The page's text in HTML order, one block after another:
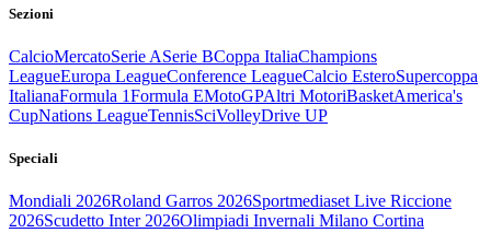
Sezioni
CalcioMercatoSerie ASerie BCoppa ItaliaChampions
LeagueEuropa LeagueConference LeagueCalcio EsteroSupercoppa
ItalianaFormula 1Formula EMotoGPAltri MotoriBasketAmerica's
CupNations LeagueTennisSciVolleyDrive UP
Speciali
Mondiali 2026Roland Garros 2026Sportmediaset Live Riccione
2026Scudetto Inter 2026Olimpiadi Invernali Milano Cortina